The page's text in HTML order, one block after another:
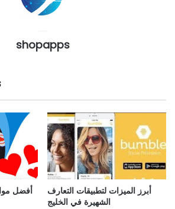
shopapps
أفضل
أبرز الميزات لتطبيقات التعارف
الشهيرة في الخليج